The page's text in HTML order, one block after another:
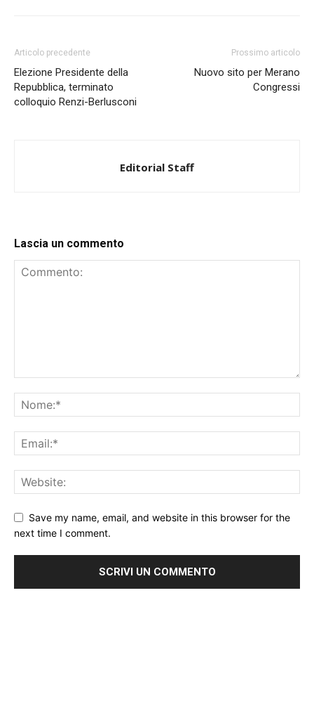
Articolo precedente
Elezione Presidente della
Repubblica, terminato
colloquio Renzi-Berlusconi
Prossimo articolo
Nuovo sito per Merano
Congressi
Editorial Staff
Lascia un commento
Save my name, email, and website in this browser for the
next time I comment.